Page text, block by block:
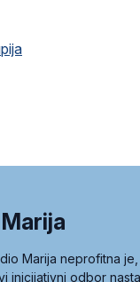
Marija neprofitna
inicijativni odbor